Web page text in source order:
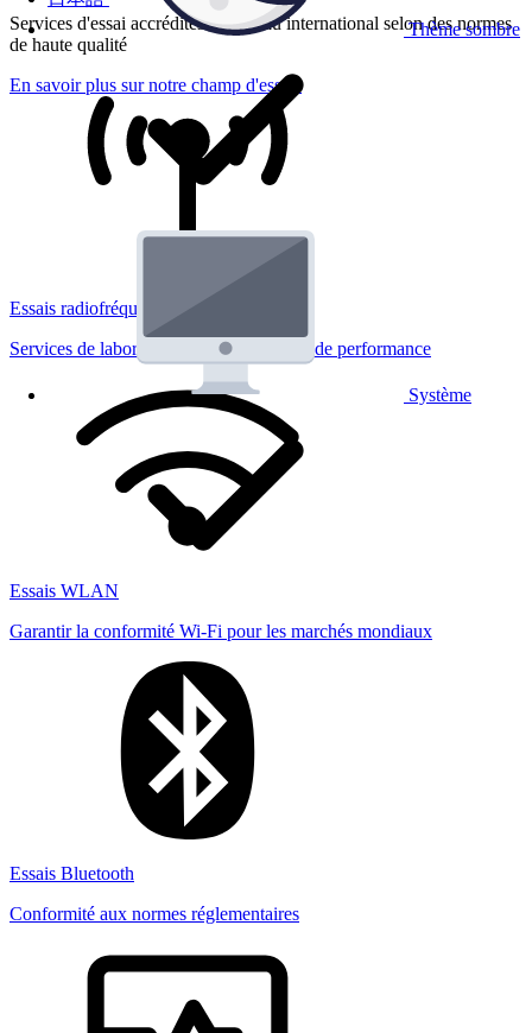
Thème sombre
Système
Services d'essai accrédités au niveau international selon des normes
de haute qualité
En savoir plus sur notre champ d'essais
Essais radiofréquences
Services de laboratoire réglementaires et de performance
Essais WLAN
Garantir la conformité Wi-Fi pour les marchés mondiaux
Essais Bluetooth
Conformité aux normes réglementaires